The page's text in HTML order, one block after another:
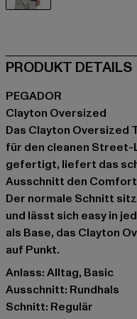
PRODUKT DETAILS
PEGADOR
Clayton Oversized
Das Clayton Oversized
für den cleanen Street-
gefertigt, liefert das
Ausschnitt den
Der normale Schnitt
und lässt sich easy in
als Base, das Clayton
auf Punkt.
Anlass: Alltag, Basic
Ausschnitt: Rundhals
Schnitt: Regulär